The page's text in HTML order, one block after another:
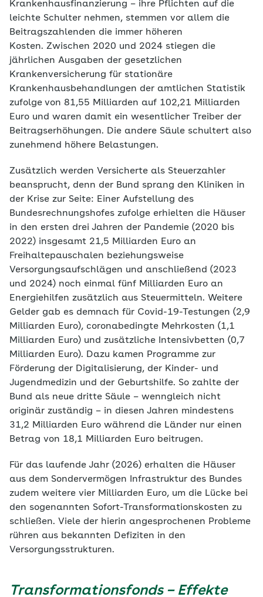
Krankenhausfinanzierung – ihre Pflichten auf die
leichte Schulter nehmen, stemmen vor allem die
Beitragszahlenden die immer höheren
Kosten. Zwischen 2020 und 2024 stiegen die
jährlichen Ausgaben der gesetzlichen
Krankenversicherung für stationäre
Krankenhausbehandlungen der amtlichen Statistik
zufolge von 81,55 Milliarden auf 102,21 Milliarden
Euro und waren damit ein wesentlicher Treiber der
Beitragserhöhungen. Die andere Säule schultert also
zunehmend höhere Belastungen.
Zusätzlich werden Versicherte als Steuerzahler
beansprucht, denn der Bund sprang den Kliniken in
der Krise zur Seite: Einer Aufstellung des
Bundesrechnungshofes zufolge erhielten die Häuser
in den ersten drei Jahren der Pandemie (2020 bis
2022) insgesamt 21,5 Milliarden Euro an
Freihaltepauschalen beziehungsweise
Versorgungsaufschlägen und anschließend (2023
und 2024) noch einmal fünf Milliarden Euro an
Energiehilfen zusätzlich aus Steuermitteln. Weitere
Gelder gab es demnach für Covid-19-Testungen (2,9
Milliarden Euro), coronabedingte Mehrkosten (1,1
Milliarden Euro) und zusätzliche Intensivbetten (0,7
Milliarden Euro). Dazu kamen Programme zur
Förderung der Digitalisierung, der Kinder- und
Jugendmedizin und der Geburtshilfe. So zahlte der
Bund als neue dritte Säule – wenngleich nicht
originär zuständig – in diesen Jahren mindestens
31,2 Milliarden Euro während die Länder nur einen
Betrag von 18,1 Milliarden Euro beitrugen.
Für das laufende Jahr (2026) erhalten die Häuser
aus dem Sondervermögen Infrastruktur des Bundes
zudem weitere vier Milliarden Euro, um die Lücke bei
den sogenannten Sofort-Transformationskosten zu
schließen. Viele der hierin angesprochenen Probleme
rühren aus bekannten Defiziten in den
Versorgungsstrukturen.
Transformationsfonds – Effekte